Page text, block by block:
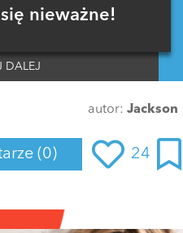
nieważne!
DALEJ
autor: Jackson
(0) 24